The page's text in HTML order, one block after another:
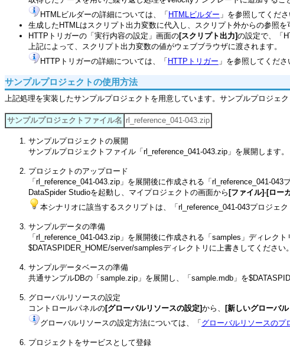
HTMLビルダーの詳細については、「 HTMLビルダー 」を参照してくださ
生成したHTMLはスクリプト出力変数に代入し、スクリプト外からの参照を
HTTPトリガーの「実行内容の設定」画面の[スクリプト出力]の設定で、「
上記によって、スクリプト出力変数の値がウェブブラウザに渡されます。
HTTPトリガーの詳細については、「 HTTPトリガー 」を参照してくださ
サンプルプロジェクトの使用方法
上記処理を実装したサンプルプロジェクトを用意しています。サンプルプロジェ
サンプルプロジェクトファイル名 rl_reference_041-043.zip
サンプルプロジェクトの展開
サンプルプロジェクトファイル「rl_reference_041-043.zip」を展開します。
プロジェクトのアップロード
「rl_reference_041-043.zip」を展開後に作成される「rl_reference_041-
DataSpider Studioを起動し、マイプロジェクトの画面から [ファイル]-[ロー
本シナリオに該当するスクリプトは、「rl_reference_041-043プロジェ
サンプルデータの準備
「rl_reference_041-043.zip」を展開後に作成される「samples」ディレクト
$DATASPIDER_HOME/server/samplesディレクトリに上書きしてください。
サンプルデータベースの準備
共通サンプルDBの「sample.zip」を展開し、「sample.mdb」を
グローバルリソースの設定
コントロールパネルの[グローバルリソースの設定]から、 [新しいグローバ
グローバルリソースの設定方法については、「 グローバルリソースのプ
プロジェクトをサービスとして登録